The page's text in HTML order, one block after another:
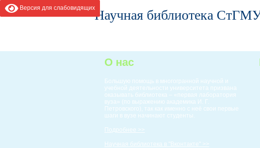
Версия для слабовидящихНаучная библиотека
О нас
Большую помощь в многогранной научной и
учебной деятельности университета призвана
оказывать библиотека – «первая лаборатория
вуза» (по выражению академика И. Г.
Петровского), так как именно с неё свои первые
шаги в вузе начинают студенты.
Подробнее >>
Научная библиотека в "Вконтакте" >>